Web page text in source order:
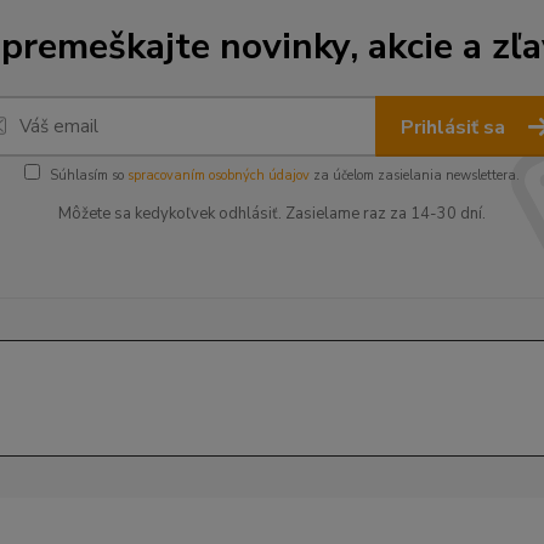
novinky, akcie a
Prihlásiť sa
Súhlasím so spracovaním osobných údajov za účelom zasielania newslettera.
Môžete sa kedykoľvek odhlásiť. Zasielame raz za 14-30 dní.